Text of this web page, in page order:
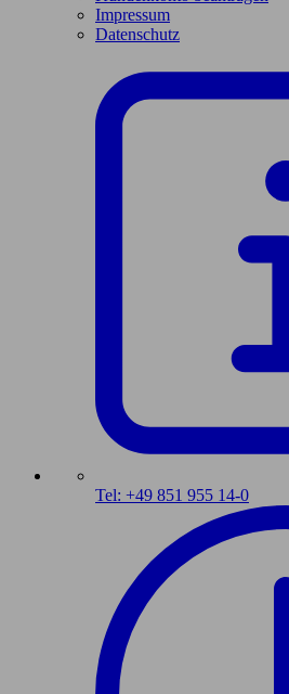
Impressum
Datenschutz
Tel: +49 851 955 14-0